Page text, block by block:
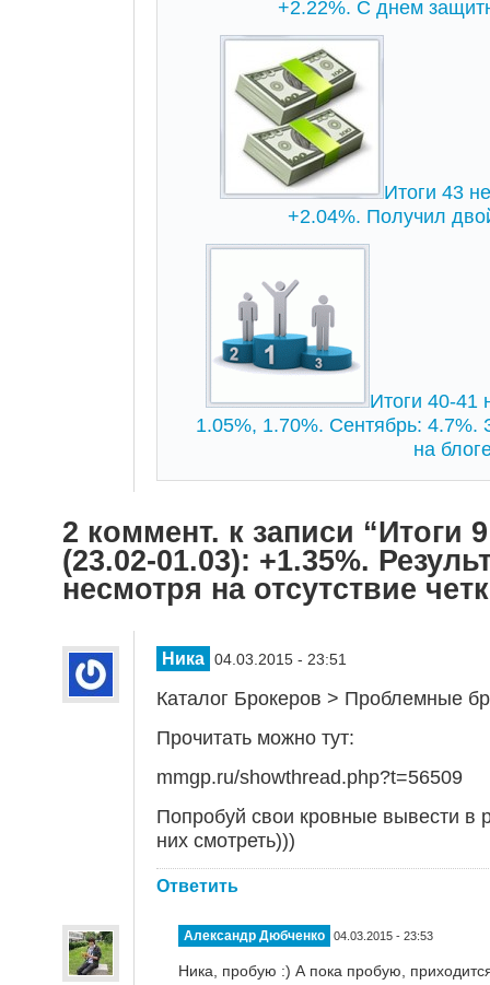
+2.22%. С днем
Итоги 43
+2.04%. Получил
Итоги 40-41
1.05%, 1.70%. Сентябрь: 4.7%.
на
2 коммент. к записи “Итоги
(23.02-01.03): +1.35%.
несмотря на отсутствие
Ника 04.03.2015 - 23:51
Каталог Брокеров > Проблемные
Прочитать можно тут:
mmgp.ru/showthread.php?t=56509
Попробуй свои кровные вывести в
них смотреть)))
Ответить
Александр Дюбченко 04.03.2015 - 23:53
Ника, пробую :) А пока пробую,